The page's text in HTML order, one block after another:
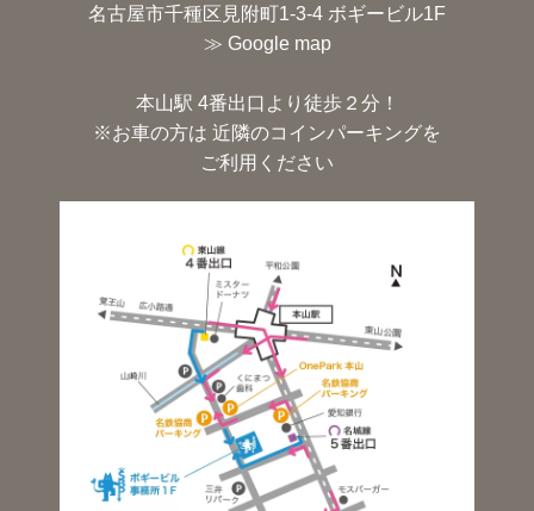
名古屋市千種区見附町1-3-4 ボギービル1F
≫ Google map
本山駅 4番出口より徒歩２分！
※お車の方は 近隣のコインパーキングを
ご利用ください